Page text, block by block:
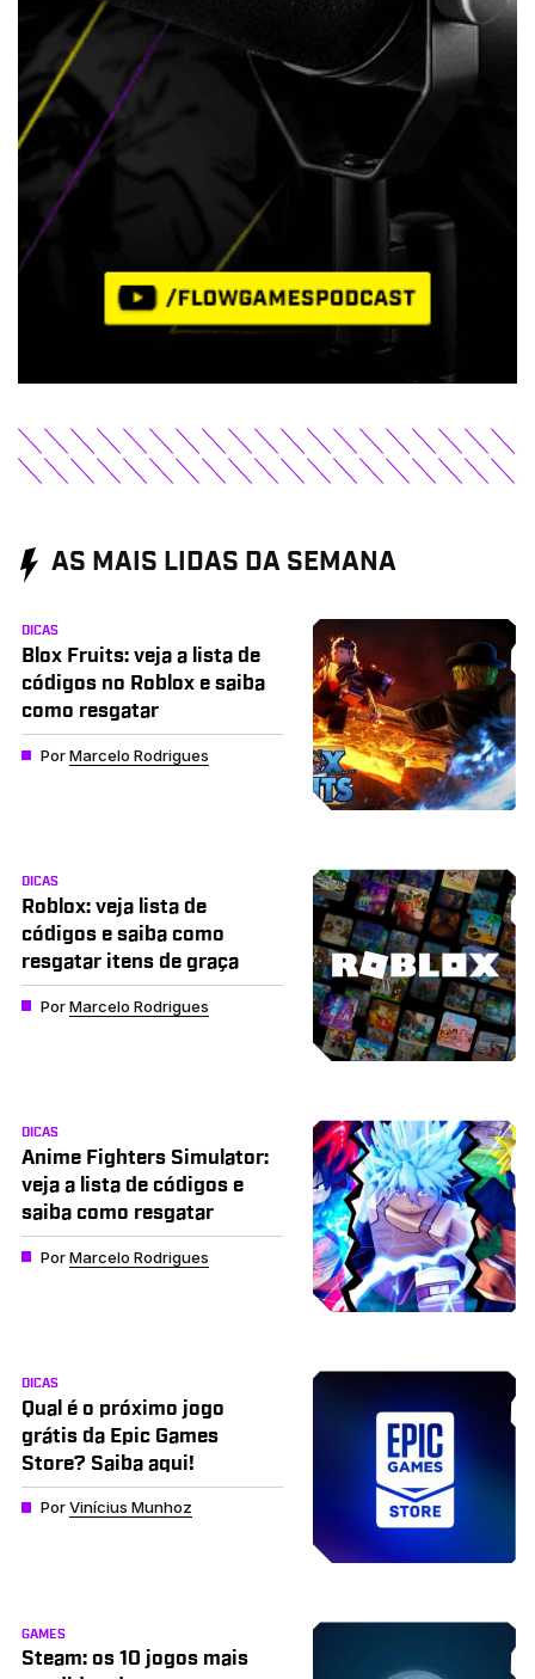
AS MAIS LIDAS DA SEMANA
DICAS
Blox Fruits: veja a lista de
códigos no Roblox e saiba
como resgatar
PorMarcelo Rodrigues
DICAS
Roblox: veja lista de
códigos e saiba como
resgatar itens de graça
PorMarcelo Rodrigues
DICAS
Anime Fighters Simulator:
veja a lista de códigos e
saiba como resgatar
PorMarcelo Rodrigues
DICAS
Qual é o próximo jogo
grátis da Epic Games
Store? Saiba aqui!
PorVinícius Munhoz
GAMES
Steam: os 10 jogos mais